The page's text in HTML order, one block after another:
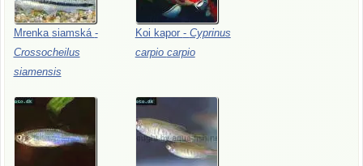
Mrenka siamská -
Crossocheilus
siamensis
Koi kapor - Cyprinus
carpio carpio